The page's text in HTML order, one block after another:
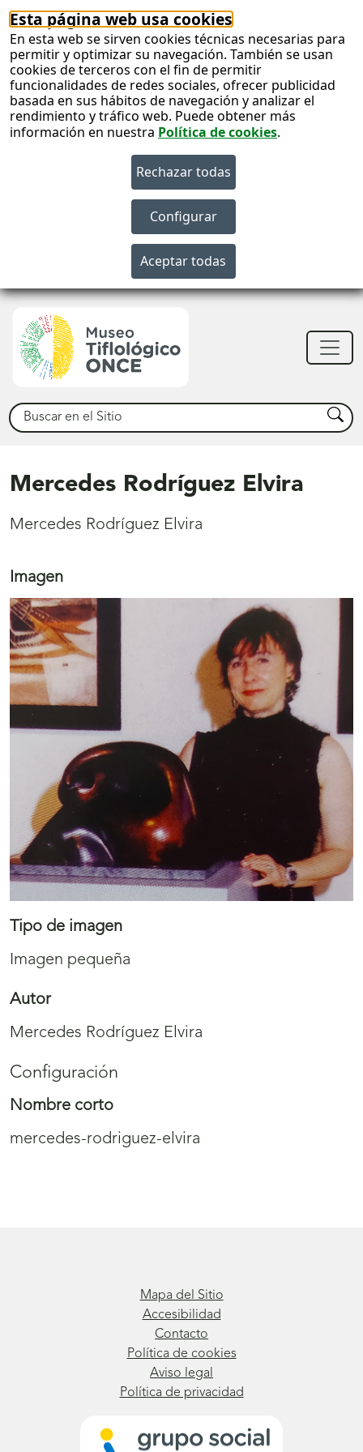
Esta página web usa cookies
En esta web se sirven cookies técnicas necesarias para
permitir y optimizar su navegación. También se usan
cookies de terceros con el fin de permitir
funcionalidades de redes sociales, ofrecer publicidad
basada en sus hábitos de navegación y analizar el
rendimiento y tráfico web. Puede obtener más
información en nuestra Política de cookies.
Buscar Buscar
Mercedes Rodríguez Elvira
Mercedes Rodríguez Elvira
Imagen
Tipo de imagen
Imagen pequeña
Autor
Mercedes Rodríguez Elvira
Configuración
Nombre corto
mercedes-rodriguez-elvira
Mapa del Sitio
Accesibilidad
Contacto
Política de cookies
Aviso legal
Política de privacidad